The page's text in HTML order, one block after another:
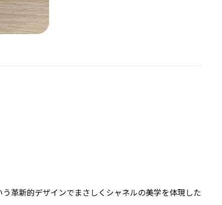
革新的デザインでまさしくシャネルの美学を体現した